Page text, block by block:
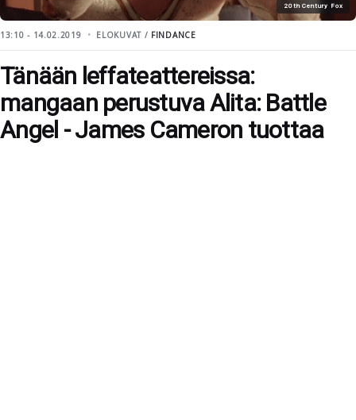
20th Century Fox
13:10 - 14.02.2019 ELOKUVAT / FINDANCE
Tänään leffateattereissa:
mangaan perustuva Alita: Battle
Angel - James Cameron tuottaa